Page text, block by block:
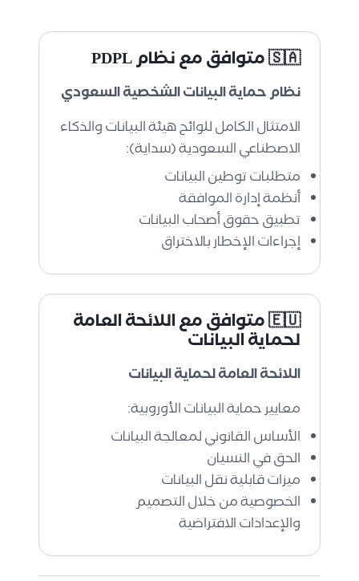
🇸🇦 متوافق مع نظام PDPL
نظام حماية البيانات الشخصية السعودي
الامتثال الكامل للوائح هيئة البيانات والذكاء
الاصطناعي السعودية (سداية):
متطلبات توطين البيانات
أنظمة إدارة الموافقة
تطبيق حقوق أصحاب البيانات
إجراءات الإخطار بالاختراق
🇪🇺 متوافق مع اللائحة العامة
لحماية البيانات
اللائحة العامة لحماية البيانات
معايير حماية البيانات الأوروبية:
الأساس القانوني لمعالجة البيانات
الحق في النسيان
ميزات قابلية نقل البيانات
الخصوصية من خلال التصميم
والإعدادات الافتراضية